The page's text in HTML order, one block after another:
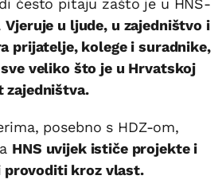
često pitaju zašto je u HNS-
Vjeruje u ljude, u zajedništvo i
prijatelje, kolege i suradnike,
veliko što je u Hrvatskoj
zajedništva.
posebno s HDZ-om,
HNS uvijek ističe projekte i
provoditi kroz vlast.